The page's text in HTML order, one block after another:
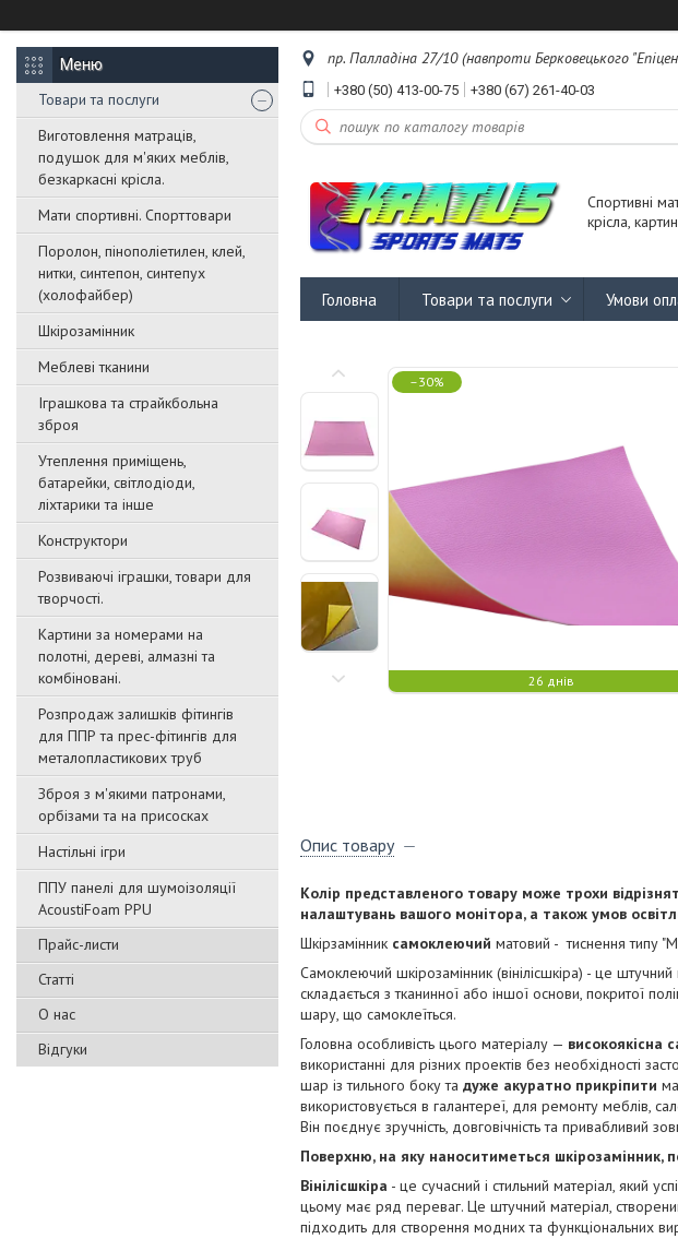
Товари та послуги
Виготовлення матраців,
подушок для м'яких меблів,
безкаркасні крісла.
Мати спортивні. Спорттовари
Поролон, пінополіетилен, клей,
нитки, синтепон, синтепух
(холофайбер)
Шкірозамінник
Меблеві тканини
Іграшкова та страйкбольна
зброя
Утеплення приміщень,
батарейки, світлодіоди,
ліхтарики та інше
Конструктори
Розвиваючі іграшки, товари для
творчості.
Картини за номерами на
полотні, дереві, алмазні та
комбіновані.
Розпродаж залишків фітингів
для ППР та прес-фітингів для
металопластикових труб
Зброя з м'якими патронами,
орбізами та на присосках
Настільні ігри
ППУ панелі для шумоізоляції
AcoustiFoam PPU
Прайс-листи
Статті
О нас
Відгуки
пр. Палладіна 27/10 (навпроти Берковецького
+380 (50) 413-00-75 +380 (67) 261-40-03
Спортивні
крісла,
Головна Товари та послуги Умови
–30%
26 днів
Опис товару
Колір представленого товару може трохи
налаштувань вашого монітора, а також умов
Шкірзамінник самоклеючий матовий - тиснення типу
Самоклеючий шкірозамінник (вінілісшкіра) - це штучний
складається з тканинної або іншої основи, покритої
шару, що самоклеїться.
Головна особливість цього матеріалу — високоякісна
використанні для різних проектів без необхідності
шар із тильного боку та дуже акуратно прикріпити
використовується в галантереї, для ремонту меблів,
Він поєднує зручність, довговічність та привабливий
Поверхню, на яку наноситиметься шкірозамінник,
Вінілісшкіра - це сучасний і стильний матеріал, який
цьому має ряд переваг. Це штучний матеріал,
підходить для створення модних та функціональних